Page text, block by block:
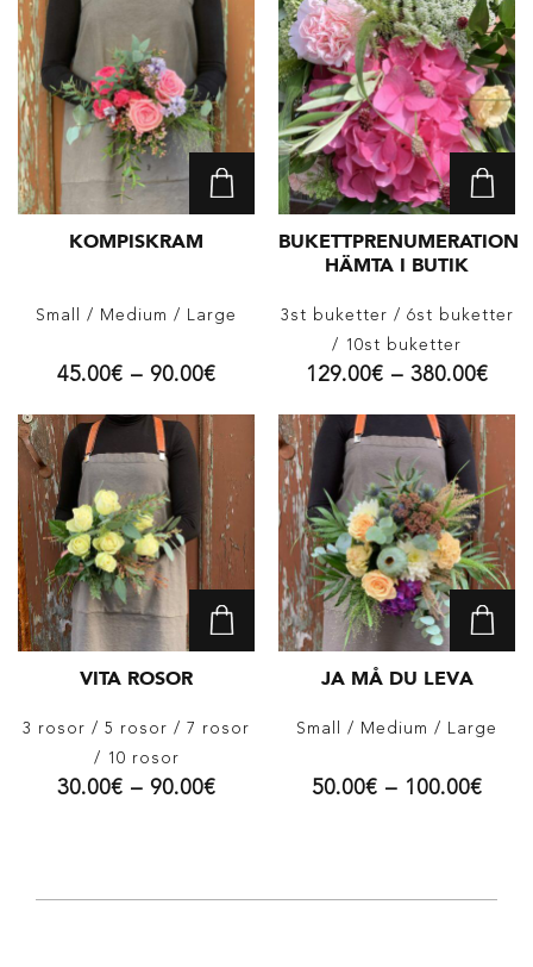
KOMPISKRAM
Small / Medium / Large
45.00€ – 90.00€
BUKETTPRENUMERATION
HÄMTA I BUTIK
3st buketter / 6st buketter
/ 10st buketter
129.00€ – 380.00€
VITA ROSOR
3 rosor / 5 rosor / 7 rosor
/ 10 rosor
30.00€ – 90.00€
JA MÅ DU LEVA
Small / Medium / Large
50.00€ – 100.00€